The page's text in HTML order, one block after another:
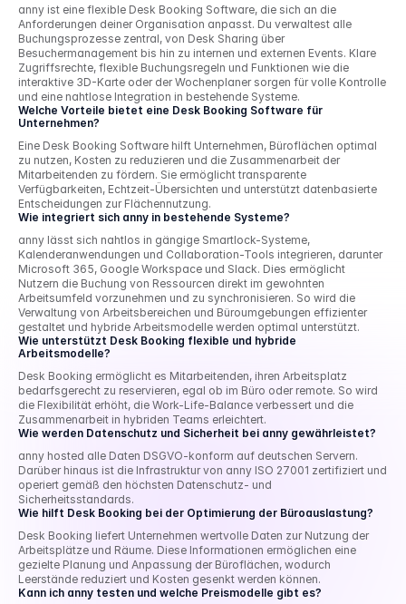
anny ist eine flexible Desk Booking Software, die sich an die
Anforderungen deiner Organisation anpasst. Du verwaltest alle
Buchungsprozesse zentral, von Desk Sharing über
Besuchermanagement bis hin zu internen und externen Events. Klare
Zugriffsrechte, flexible Buchungsregeln und Funktionen wie die
interaktive 3D-Karte oder der Wochenplaner sorgen für volle Kontrolle
und eine nahtlose Integration in bestehende Systeme.
Welche Vorteile bietet eine Desk Booking Software für
Unternehmen?
Eine Desk Booking Software hilft Unternehmen, Büroflächen optimal
zu nutzen, Kosten zu reduzieren und die Zusammenarbeit der
Mitarbeitenden zu fördern. Sie ermöglicht transparente
Verfügbarkeiten, Echtzeit-Übersichten und unterstützt datenbasierte
Entscheidungen zur Flächennutzung.
Wie integriert sich anny in bestehende Systeme?
anny lässt sich nahtlos in gängige Smartlock-Systeme,
Kalenderanwendungen und Collaboration-Tools integrieren, darunter
Microsoft 365, Google Workspace und Slack. Dies ermöglicht
Nutzern die Buchung von Ressourcen direkt im gewohnten
Arbeitsumfeld vorzunehmen und zu synchronisieren. So wird die
Verwaltung von Arbeitsbereichen und Büroumgebungen effizienter
gestaltet und hybride Arbeitsmodelle werden optimal unterstützt.
Wie unterstützt Desk Booking flexible und hybride
Arbeitsmodelle?
Desk Booking ermöglicht es Mitarbeitenden, ihren Arbeitsplatz
bedarfsgerecht zu reservieren, egal ob im Büro oder remote. So wird
die Flexibilität erhöht, die Work-Life-Balance verbessert und die
Zusammenarbeit in hybriden Teams erleichtert.
Wie werden Datenschutz und Sicherheit bei anny gewährleistet?
anny hosted alle Daten DSGVO-konform auf deutschen Servern.
Darüber hinaus ist die Infrastruktur von anny ISO 27001 zertifiziert und
operiert gemäß den höchsten Datenschutz- und
Sicherheitsstandards.
Wie hilft Desk Booking bei der Optimierung der Büroauslastung?
Desk Booking liefert Unternehmen wertvolle Daten zur Nutzung der
Arbeitsplätze und Räume. Diese Informationen ermöglichen eine
gezielte Planung und Anpassung der Büroflächen, wodurch
Leerstände reduziert und Kosten gesenkt werden können.
Kann ich anny testen und welche Preismodelle gibt es?